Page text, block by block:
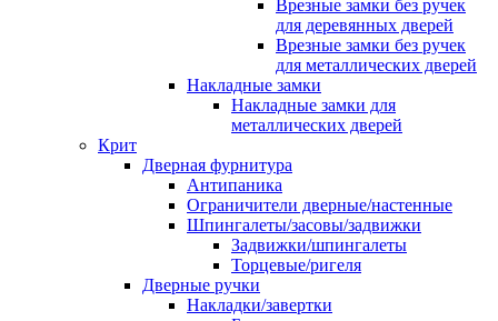
Врезные замки без ручек
для деревянных дверей
Врезные замки без ручек
для металлических дверей
Накладные замки
Накладные замки для
металлических дверей
Крит
Дверная фурнитура
Антипаника
Ограничители дверные/настенные
Шпингалеты/засовы/задвижки
Задвижки/шпингалеты
Торцевые/ригеля
Дверные ручки
Накладки/завертки